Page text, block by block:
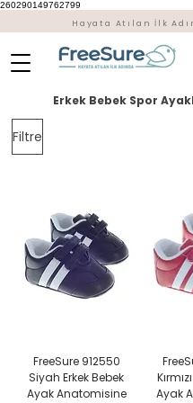
260290149762799
Hayata Atılan İlk
Erkek Bebek Spor
Filtre
FreeSure 912550
Siyah Erkek Bebek
Ayak Anatomisine
Ayak